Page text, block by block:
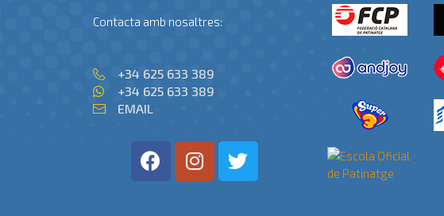
Contacta amb nosaltres:
+34 625 633 389
+34 625 633 389
EMAIL